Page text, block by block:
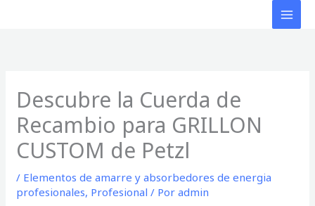
Descubre la Cuerda de
Recambio para GRILLON
CUSTOM de Petzl
/ Elementos de amarre y absorbedores de energia
profesionales, Profesional / Poradmin